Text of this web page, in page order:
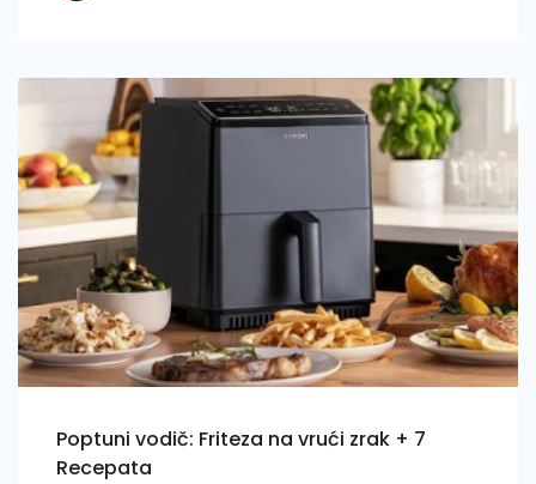
Poptuni vodič: Friteza na vrući zrak + 7
Recepata